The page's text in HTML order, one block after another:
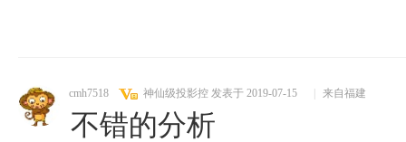
cmh7518 神仙级投影控 发表于 2019-07-15 来自福建
不错的分析